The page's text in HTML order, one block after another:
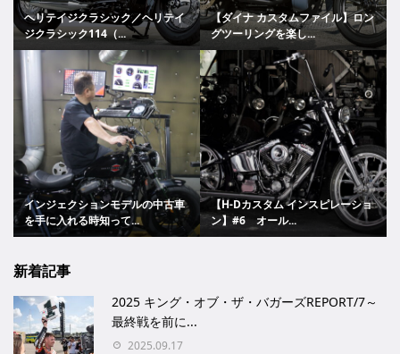
ヘリテイジクラシック／ヘリテイ
ジクラシック114（...
【ダイナ カスタムファイル】ロン
グツーリングを楽し...
インジェクションモデルの中古車
を手に入れる時知って...
【H-Dカスタム インスピレーショ
ン】#6 オール...
新着記事
2025 キング・オブ・ザ・バガーズREPORT/7～
最終戦を前に...
2025.09.17